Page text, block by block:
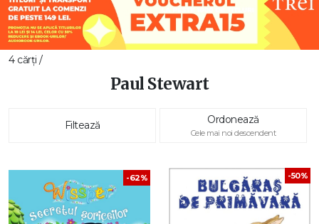
4 cărți /
Paul Stewart
Filtează Ordonează
Cele mai noi descendent
-62% -50%